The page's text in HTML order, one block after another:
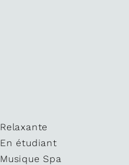
Relaxante
En étudiant
Musique Spa